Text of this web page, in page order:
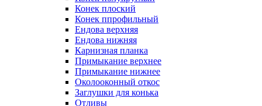
Конек плоский
Конек ппрофильный
Ендова верхняя
Ендова нижняя
Карнизная планка
Примыкание верхнее
Примыкание нижнее
Околооконный откос
Заглушки для конька
Отливы